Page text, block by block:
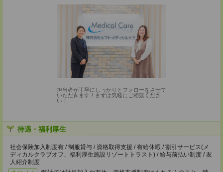
担当者が丁寧にしっかりとフォローをさせて
いただきます！まずは気軽にご相談くださ
い！
待遇・福利厚生
社会保険加入制度有 / 制服貸与 / 資格取得支援 / 有給休暇 / 割引サービス(メ
ディカルクラブオフ、福利厚生施設リゾートトラスト) / 給与前払い制度 / 友
人紹介制度